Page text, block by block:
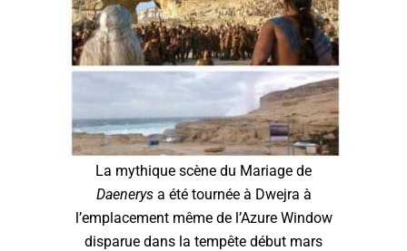
La mythique scène du Mariage de
Daenerysa été tournée à Dwejra à
l’emplacement même de l’Azure Window
disparue dans la tempête début mars